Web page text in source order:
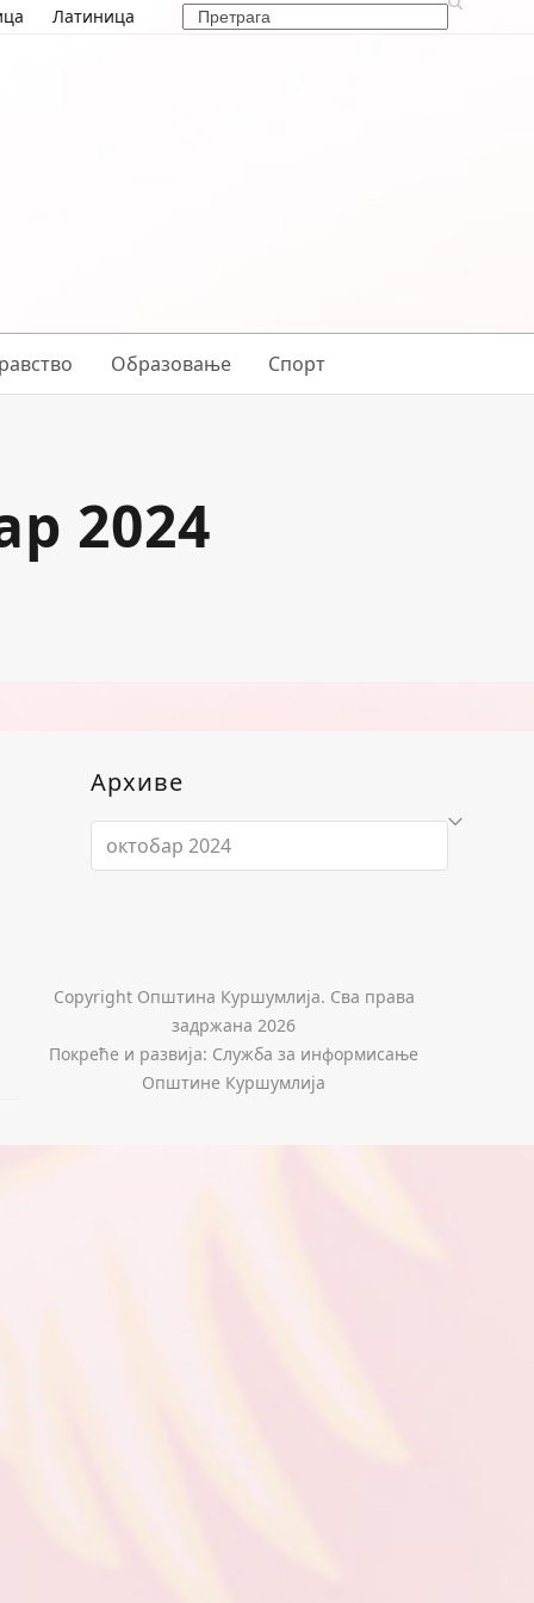
Латиница Search
Образовање Спорт
2024
Архиве
Архиве
Copyright Општина Куршумлија. Сва права
задржана 2026
Покреће и развија: Служба за информисање
Општине Куршумлија